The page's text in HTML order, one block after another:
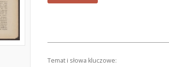
Temat i słowa kluczowe: